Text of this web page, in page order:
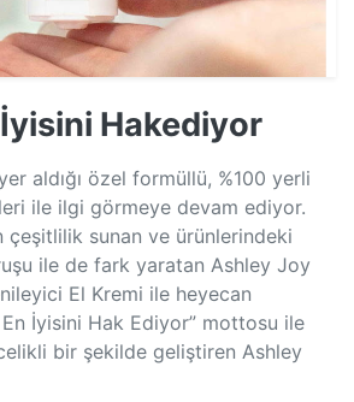
Hakediyor
aldığı özel formüllü, %100 yerli
ile ilgi görmeye devam ediyor.
çeşitlilik sunan ve ürünlerindeki
ile de fark yaratan Ashley Joy
El Kremi ile heyecan
İyisini Hak Ediyor” mottosu ile
bir şekilde geliştiren Ashley